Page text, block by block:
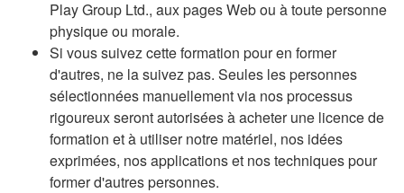
Play Group Ltd., aux pages Web ou à toute personne
physique ou morale.
Si vous suivez cette formation pour en former
d'autres, ne la suivez pas. Seules les personnes
sélectionnées manuellement via nos processus
rigoureux seront autorisées à acheter une licence de
formation et à utiliser notre matériel, nos idées
exprimées, nos applications et nos techniques pour
former d'autres personnes.